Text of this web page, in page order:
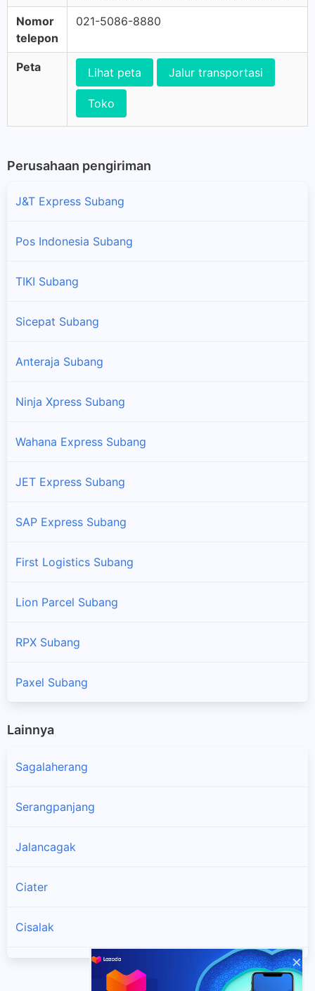
Nomor
telepon
021-5086-8880
Peta Lihat peta Jalur transportasi
Toko
Perusahaan pengiriman
J&T Express Subang
Pos Indonesia Subang
TIKI Subang
Sicepat Subang
Anteraja Subang
Ninja Xpress Subang
Wahana Express Subang
JET Express Subang
SAP Express Subang
First Logistics Subang
Lion Parcel Subang
RPX Subang
Paxel Subang
Lainnya
Sagalaherang
Serangpanjang
Jalancagak
Ciater
Cisalak
×